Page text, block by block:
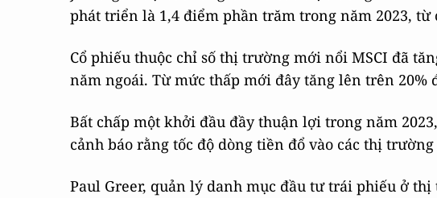
phát triển là 1,4 điểm phần trăm trong năm 2023, từ
Cổ phiếu thuộc chỉ số thị trường mới nổi MSCI đã
năm ngoái. Từ mức thấp mới đây tăng lên trên 20%
Bất chấp một khởi đầu đầy thuận lợi trong năm
cảnh báo rằng tốc độ dòng tiền đổ vào các thị
Paul Greer, quản lý danh mục đầu tư trái phiếu ở